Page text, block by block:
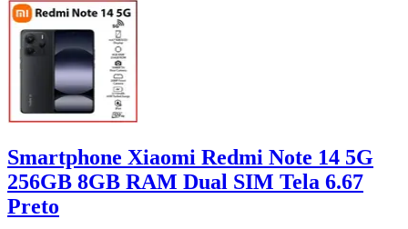
Smartphone Xiaomi Redmi Note 14 5G
256GB 8GB RAM Dual SIM Tela 6.67
Preto